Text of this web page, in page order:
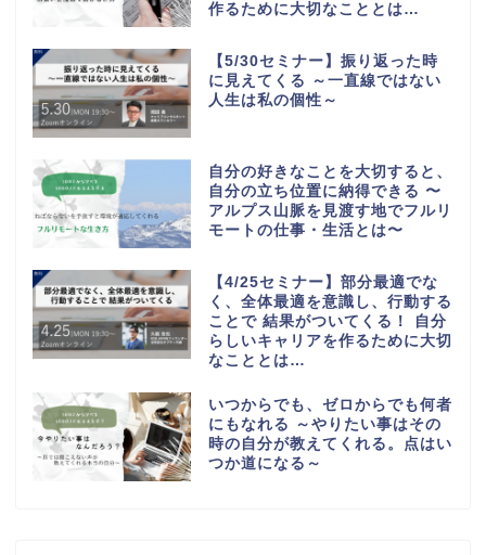
作るために大切なこととは…
【5/30セミナー】振り返った時
に見えてくる ～一直線ではない
人生は私の個性～
自分の好きなことを大切すると、
自分の立ち位置に納得できる 〜
アルプス山脈を見渡す地でフルリ
モートの仕事・生活とは〜
【4/25セミナー】部分最適でな
く、全体最適を意識し、行動する
ことで 結果がついてくる！ 自分
らしいキャリアを作るために大切
なこととは…
いつからでも、ゼロからでも何者
にもなれる ～やりたい事はその
時の自分が教えてくれる。点はい
つか道になる～